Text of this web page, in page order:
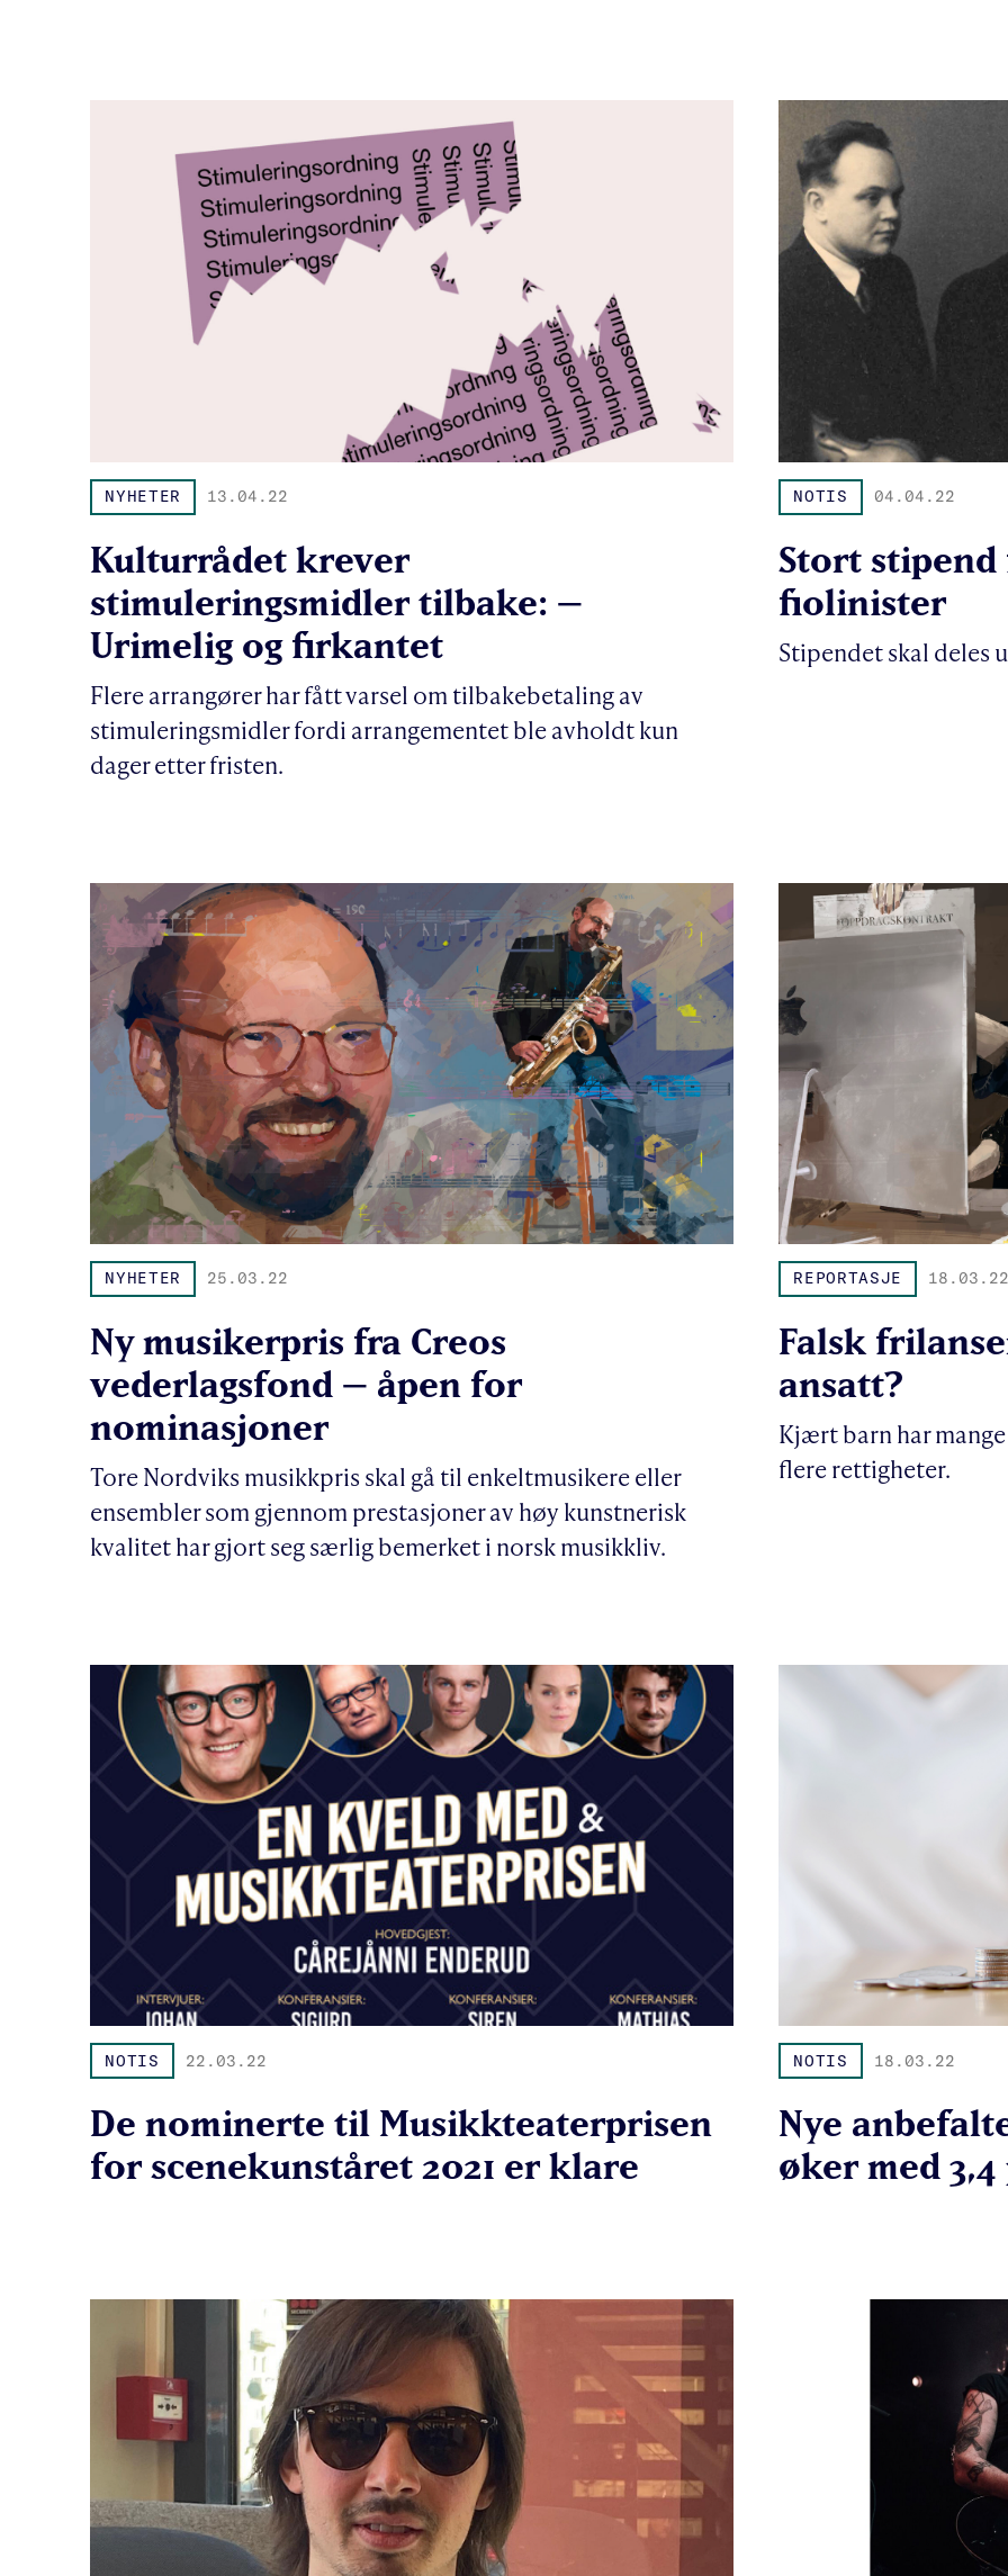
NYHETER 13.04.22
Kulturrådet krever
stimuleringsmidler tilbake: –
Urimelig og firkantet
Flere arrangører har fått varsel om tilbakebetaling av
stimuleringsmidler fordi arrangementet ble avholdt kun
dager etter fristen.
NOTIS 04.04.22
Stort
fiolinister
Stipendet skal deles
NYHETER 25.03.22
Ny musikerpris fra Creos
vederlagsfond – åpen for
nominasjoner
Tore Nordviks musikkpris skal gå til enkeltmusikere eller
ensembler som gjennom prestasjoner av høy kunstnerisk
kvalitet har gjort seg særlig bemerket i norsk musikkliv.
REPORTASJE
Falsk
ansatt?
Kjært barn har
flere rettigheter.
NOTIS 22.03.22
De nominerte til Musikkteaterprisen
for scenekunståret 2021 er klare
NOTIS 18.03.22
Nye
øker med